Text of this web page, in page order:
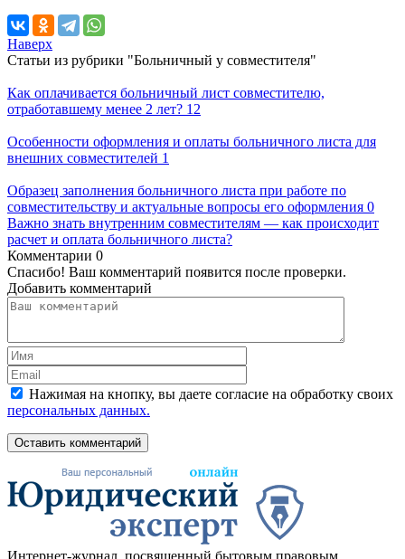
Наверх
Статьи из рубрики "Больничный у совместителя"
Как оплачивается больничный лист совместителю,
отработавшему менее 2 лет? 12
Особенности оформления и оплаты больничного листа для
внешних совместителей 1
Образец заполнения больничного листа при работе по
совместительству и актуальные вопросы его оформления 0
Важно знать внутренним совместителям — как происходит
расчет и оплата больничного листа?
Комментарии 0
Спасибо! Ваш комментарий появится после проверки.
Добавить комментарий
Нажимая на кнопку, вы даете согласие на обработку своих
персональных данных.
Оставить комментарий
Интернет-журнал, посвященный бытовым правовым